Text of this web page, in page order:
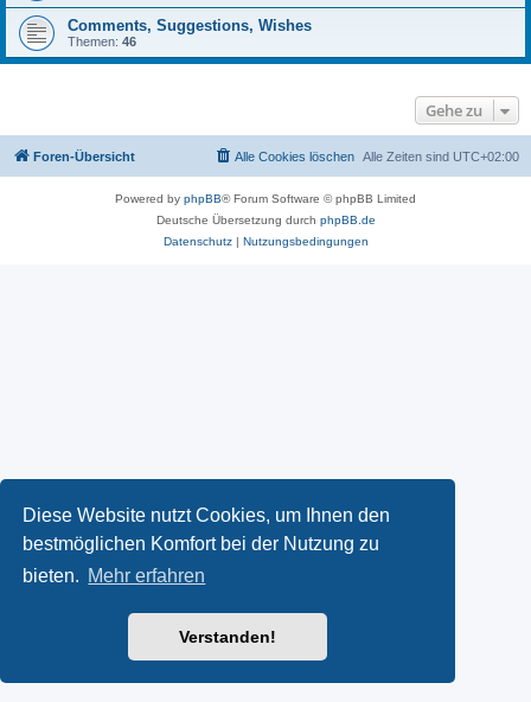
Diese Website nutzt Cookies, um Ihnen den
bestmöglichen Komfort bei der Nutzung zu
bieten. Mehr erfahren
Verstanden!
Comments, Suggestions, Wishes
Themen: 46
Gehe zu
Foren-Übersicht Alle Zeiten sind UTC+02:00
Alle Cookies löschen
Powered by phpBB® Forum Software © phpBB Limited
Deutsche Übersetzung durch phpBB.de
Datenschutz| Nutzungsbedingungen